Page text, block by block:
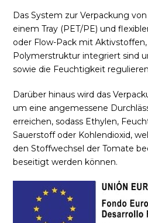
Das System zur Verpackung
einem Tray (PET/PE) und
oder Flow-Pack mit
Polymerstruktur integriert sind
sowie die Feuchtigkeit
Darüber hinaus wird das
um eine angemessene
erreichen, sodass Ethylen,
Sauerstoff oder Kohlendioxid,
den Stoffwechsel der Tomate
beseitigt werden können.